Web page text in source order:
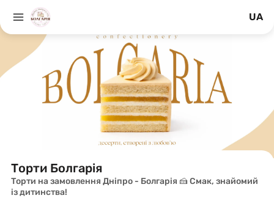
UA
Торти Болгарія
Торти на замовлення Дніпро - Болгарія 🍰 Смак, знайомий
із дитинства!